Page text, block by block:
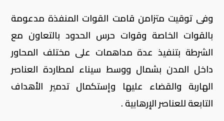
وفى توقيت متزامن قامت القوات المنفذة مدعومة
بالقوات الخاصة وقوات حرس الحدود بالتعاون مع
الشرطة بتنفيذ عدة مداهمات على مختلف المحاور
داخل المدن بشمال ووسط سيناء لمطاردة العناصر
الهاربة والقضاء عليها وإستكمال تدمير الأهداف
التابعة للعناصر الإرهابية .